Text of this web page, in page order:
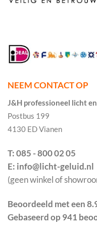
NEEM CONTACT OP
J&H professioneel licht
Postbus 199
4130 ED Vianen
T: 085 - 800 02 05
E: info@licht-geluid.nl
(geen winkel of
Beoordeeld met een
Gebaseerd op 941